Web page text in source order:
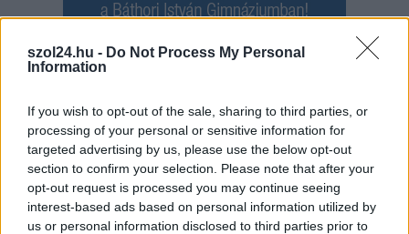
szol24.hu - Do Not Process My Personal
Information
If you wish to opt-out of the sale, sharing to third parties, or
processing of your personal or sensitive information for
targeted advertising by us, please use the below opt-out
section to confirm your selection. Please note that after your
opt-out request is processed you may continue seeing
interest-based ads based on personal information utilized by
us or personal information disclosed to third parties prior to
Adja meg keresztnevét:
Adja
meg e-mail címét:
Megismertem és elfogadom a GDPR-szabályzatot